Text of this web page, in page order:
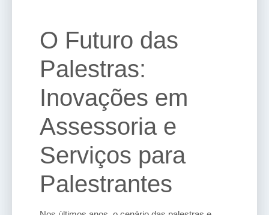
O Futuro das
Palestras:
Inovações em
Assessoria e
Serviços para
Palestrantes